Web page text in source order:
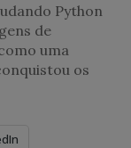
Python
de
uma
os